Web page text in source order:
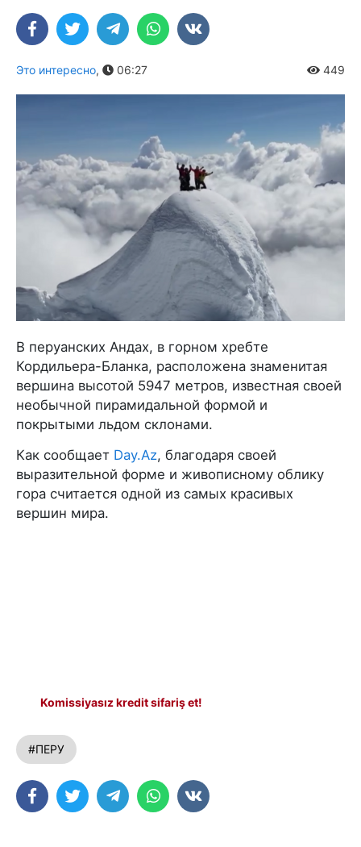
Это интересно, 06:27 449
В перуанских Андах, в горном хребте
Кордильера-Бланка, расположена знаменитая
вершина высотой 5947 метров, известная своей
необычной пирамидальной формой и
покрытыми льдом склонами.
Как сообщает Day.Az, благодаря своей
выразительной форме и живописному облику
гора считается одной из самых красивых
вершин мира.
Komissiyasız kredit sifariş et!
#ПЕРУ